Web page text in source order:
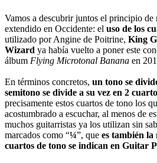
Vamos a descubrir juntos el principio de
extendido en Occidente: el uso de los
utilizado por Angine de Poitrine, King
Wizard ya había vuelto a poner este
álbum Flying Microtonal Banana en
En términos concretos, un tono se
semitono se divide a su vez en 2
precisamente estos cuartos de tono los
acostumbrado a escuchar, al menos de
muchos guitarristas ya los utilizan sin
marcados como “¼”, que es también la
cuartos de tono se indican en Guitar